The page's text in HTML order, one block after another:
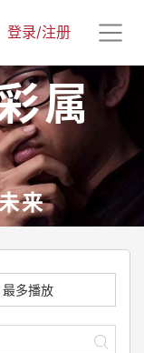
登录/注册
属
来
最多播放